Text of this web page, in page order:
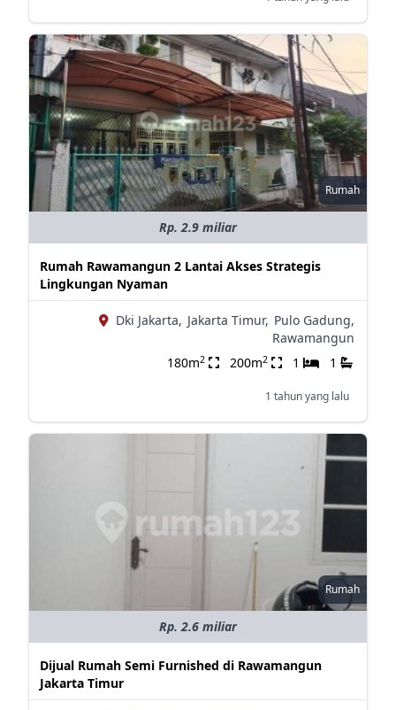
Rumah
Rp. 2.9 miliar
Rumah Rawamangun 2 Lantai Akses Strategis
Lingkungan Nyaman
Dki Jakarta, Jakarta Timur, Pulo Gadung,
Rawamangun
180m2 200m2 1 1
1 tahun yang lalu
Rumah
Rp. 2.6 miliar
Dijual Rumah Semi Furnished di Rawamangun
Jakarta Timur